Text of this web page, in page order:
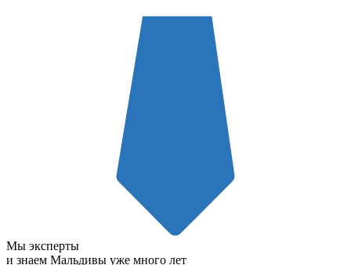
Мы эксперты
и знаем Мальдивы уже много лет